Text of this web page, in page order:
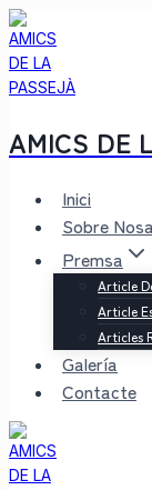
Saltar
al
contenido
AMICS DE
Inici
Sobre
Premsa
Article
Article
Articles
Galería
Contacte